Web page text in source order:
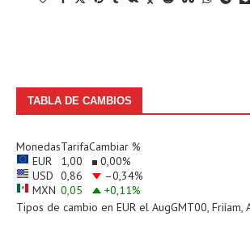
TABLA DE CAMBIOS
MonedasTarifaCambiar %
EUR
1,00 0,00%
USD 0,86 –0,34%
MXN 0,05 +0,11%
Tipos de cambio en EUR el AugGMT00, Friíam,